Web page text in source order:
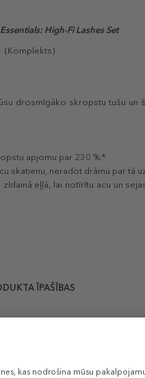
High-Fi Lashes Set
(Komplekts)
drosmīgāko skropstu tušu un
apjomu par 230 %.*
skatienu, neradot drāmu par tā
eļļā, lai notīrītu acu un
ĪPAŠĪBAS